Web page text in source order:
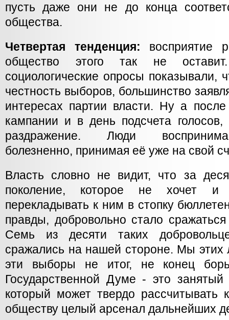
пусть даже они не до конца
общества.
Четвертая тенденция: восприятие
общество этого так не
социологические опросы показывали,
честность выборов, большинство
интересах партии власти. Ну а
кампании и в день подсчета
раздражение. Люди
болезненно, принимая её уже на свой
Власть словно не видит, что за
поколение, которое не хочет
перекладывать к ним в стопку
правды, добровольно стало
Семь из десяти таких
сражались на нашей стороне. Мы этих
эти выборы не итог, не конец
Государственной Думе - это
который может твердо
обществу целый арсенал дальнейших